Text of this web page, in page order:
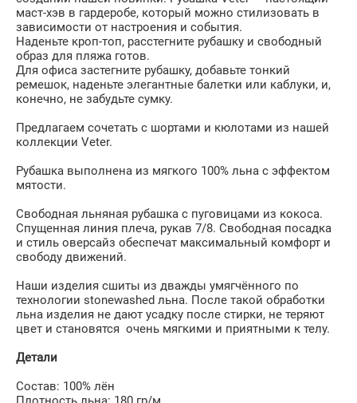
маст-хэв в гардеробе, который можно стилизовать в
зависимости от настроения и события.
Наденьте кроп-топ, расстегните рубашку и свободный
образ для пляжа готов.
Для офиса застегните рубашку, добавьте тонкий
ремешок, наденьте элегантные балетки или каблуки, и,
конечно, не забудьте сумку.
Предлагаем сочетать с шортами и кюлотами из нашей
коллекции Veter.
Рубашка выполнена из мягкого 100% льна с эффектом
мятости.
Свободная льняная рубашка с пуговицами из кокоса.
Спущенная линия плеча, рукав 7/8. Свободная посадка
и стиль оверсайз обеспечат максимальный комфорт и
свободу движений.
Наши изделия сшиты из дважды умягчённого по
технологии stonewashed льна. После такой обработки
льна изделия не дают усадку после стирки, не теряют
цвет и становятся очень мягкими и приятными к телу.
Детали
Состав: 100% лён
Плотность льна: 180 гр/м